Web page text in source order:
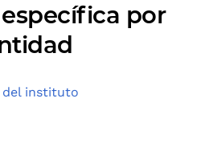
por
del instituto